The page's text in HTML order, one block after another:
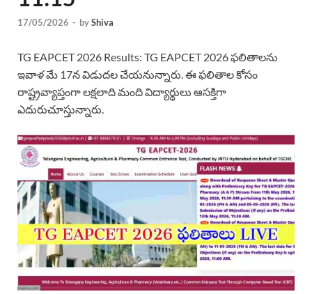
17/05/2026 - byShiva
TG EAPCET 2026 Results: TG EAPCET 2026 ఫలితాలను
ఇవాళ మే 17న విడుదల చేయనున్నారు. ఈ ఫలితాల కోసం
రాష్ట్రవ్యాప్తంగా లక్షలాది మంది విద్యార్థులు ఆసక్తిగా
ఎదురుచూస్తున్నారు.